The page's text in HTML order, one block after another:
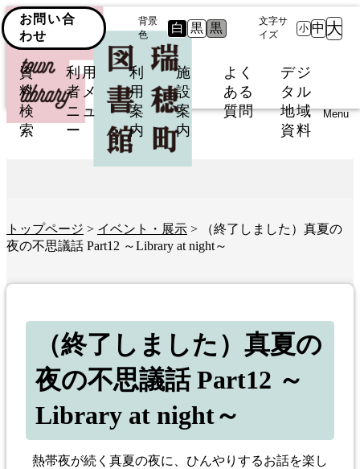
お問い合
わせ
背景
色
白 黒 黒
文字サ
イズ
小 中 大
資
料
検
索
利用
者メ
ニュ
ー
利
用
案
内
施
設
案
内
よく
ある
質問
デジ
タル
地域
資料
Menu
トップページ > イベント・展示 > （終了しました）真夏の
夜の不思議話 Part12 ～Library at night～
（終了しました）真夏の
夜の不思議話 Part12 ～
Library at night～
熱帯夜が続く真夏の夜に、ひんやりするお話を楽し